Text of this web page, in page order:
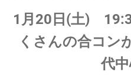
1月20日(土)
くさんの合コ
代